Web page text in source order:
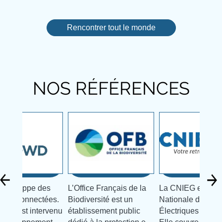
Rencontrer tout le monde
NOS RÉFÉRENCES
des
connectées.
est intervenu
L’Office Français de la
Biodiversité est un
établissement public
La CNIEG est la
Nationale des
Électriques et